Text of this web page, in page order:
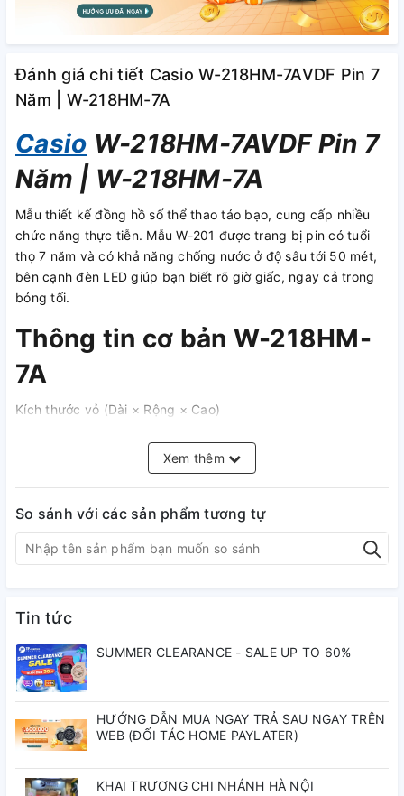
Đánh giá chi tiết Casio W-218HM-7AVDF Pin 7
Năm | W-218HM-7A
Casio W-218HM-7AVDF Pin 7
Năm | W-218HM-7A
Mẫu thiết kế đồng hồ số thể thao táo bạo, cung cấp nhiều
chức năng thực tiễn. Mẫu W-201 được trang bị pin có tuổi
thọ 7 năm và có khả năng chống nước ở độ sâu tới 50 mét,
bên cạnh đèn LED giúp bạn biết rõ giờ giấc, ngay cả trong
bóng tối.
Thông tin cơ bản W-218HM-
7A
Kích thước vỏ (Dài × Rộng × Cao)
Vật liệu vỏ và gờ
Vật liệu vỏ / gờ: Nhựa
Dây đeo
Dây đeo bằng nhựa
Bộ nguồn và tuổi thọ pin
Mặt kính
Mặt kính nhựa
Kích cỡ dây đeo tương thích
145 đến 215 mm
Xem thêm
So sánh với các sản phẩm tương tự
Tin tức
SUMMER CLEARANCE - SALE UP TO 60%
HƯỚNG DẪN MUA NGAY TRẢ SAU NGAY TRÊN
WEB (ĐỐI TÁC HOME PAYLATER)
KHAI TRƯƠNG CHI NHÁNH HÀ NỘI